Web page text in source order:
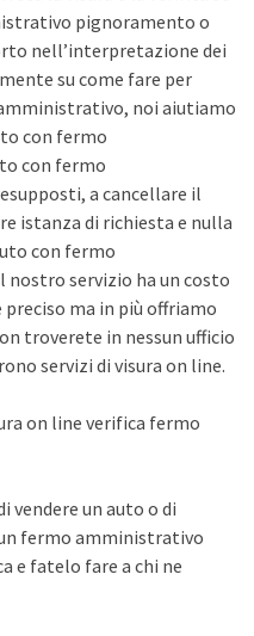
pignoramento o
nell’interpretazione dei
su come fare per
noi aiutiamo
con fermo
con fermo
a cancellare il
istanza di richiesta e nulla
con fermo
servizio ha un costo
ma in più offriamo
troverete in nessun ufficio
servizi di visura on line.
on line verifica fermo
vendere un auto o di
fermo amministrativo
e fatelo fare a chi ne